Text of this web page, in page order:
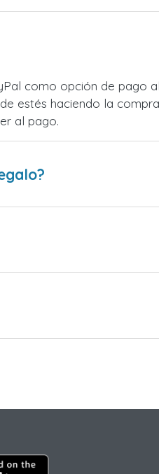
como opción de pago
estés haciendo la
al pago.